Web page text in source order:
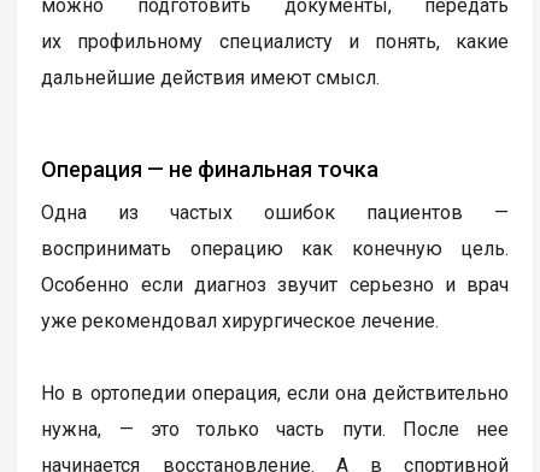
можно подготовить документы, передать
их профильному специалисту и понять, какие
дальнейшие действия имеют смысл.
Операция — не финальная точка
Одна из частых ошибок пациентов —
воспринимать операцию как конечную цель.
Особенно если диагноз звучит серьезно и врач
уже рекомендовал хирургическое лечение.
Но в ортопедии операция, если она действительно
нужна, — это только часть пути. После нее
начинается восстановление. А в спортивной